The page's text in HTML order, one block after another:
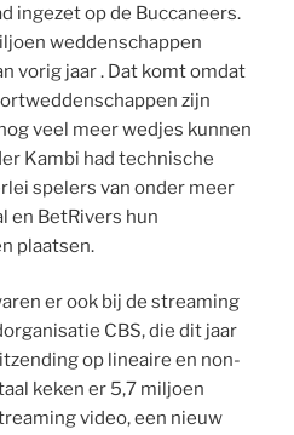
ingezet op de Buccaneers.
weddenschappen
vorig jaar . Dat komt omdat
zijn
veel meer wedjes kunnen
Kambi had technische
spelers van onder meer
en BetRivers hun
plaatsen.
er ook bij de streaming
CBS, die dit jaar
op lineaire en non-
keken er 5,7 miljoen
video, een nieuw